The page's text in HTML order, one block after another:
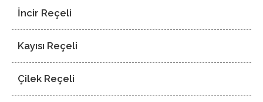
İncir Reçeli
Kayısı Reçeli
Çilek Reçeli